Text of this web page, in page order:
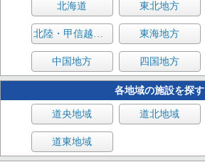
北海道 東北地方
北陸・甲信越地方 東海地方
中国地方 四国地方
各地域の施設を探す
道央地域 道北地域
道東地域